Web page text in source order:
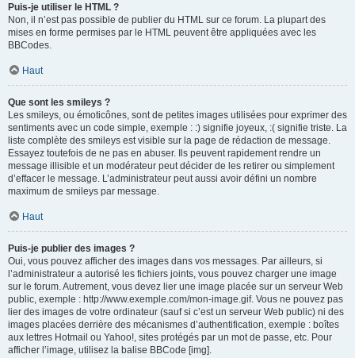
Puis-je utiliser le HTML ?
Non, il n’est pas possible de publier du HTML sur ce forum. La plupart des
mises en forme permises par le HTML peuvent être appliquées avec les
BBCodes.
Haut
Que sont les smileys ?
Les smileys, ou émoticônes, sont de petites images utilisées pour exprimer des
sentiments avec un code simple, exemple : :) signifie joyeux, :( signifie triste. La
liste complète des smileys est visible sur la page de rédaction de message.
Essayez toutefois de ne pas en abuser. Ils peuvent rapidement rendre un
message illisible et un modérateur peut décider de les retirer ou simplement
d’effacer le message. L’administrateur peut aussi avoir défini un nombre
maximum de smileys par message.
Haut
Puis-je publier des images ?
Oui, vous pouvez afficher des images dans vos messages. Par ailleurs, si
l’administrateur a autorisé les fichiers joints, vous pouvez charger une image
sur le forum. Autrement, vous devez lier une image placée sur un serveur Web
public, exemple : http://www.exemple.com/mon-image.gif. Vous ne pouvez pas
lier des images de votre ordinateur (sauf si c’est un serveur Web public) ni des
images placées derrière des mécanismes d’authentification, exemple : boîtes
aux lettres Hotmail ou Yahoo!, sites protégés par un mot de passe, etc. Pour
afficher l’image, utilisez la balise BBCode [img].